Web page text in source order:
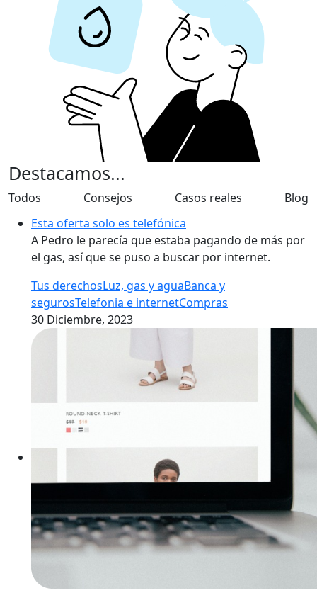
Destacamos...
Todos Consejos Casos reales
Blog
Esta oferta solo es telefónica
A Pedro le parecía que estaba pagando de más por
el gas, así que se puso a buscar por internet.
Tus derechosLuz, gas y aguaBanca y
segurosTelefonia e internetCompras
30 Diciembre, 2023